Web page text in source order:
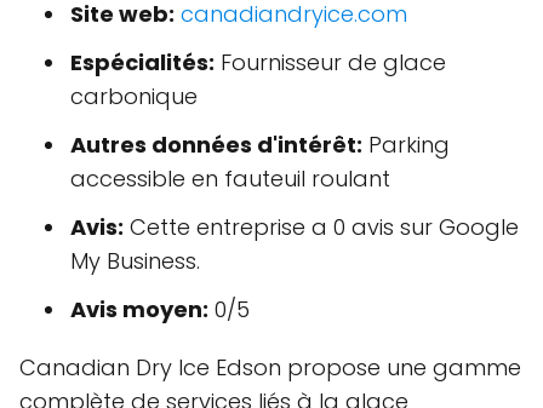
Site web: canadiandryice.com
Espécialités: Fournisseur de glace
carbonique
Autres données d'intérêt: Parking
accessible en fauteuil roulant
Avis: Cette entreprise a 0 avis sur Google
My Business.
Avis moyen: 0/5
Canadian Dry Ice Edson propose une gamme
complète de services liés à la glace